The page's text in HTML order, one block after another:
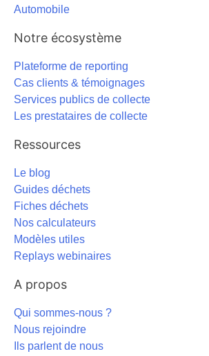
Automobile
Notre écosystème
Plateforme de reporting
Cas clients & témoignages
Services publics de collecte
Les prestataires de collecte
Ressources
Le blog
Guides déchets
Fiches déchets
Nos calculateurs
Modèles utiles
Replays webinaires
A propos
Qui sommes-nous ?
Nous rejoindre
Ils parlent de nous